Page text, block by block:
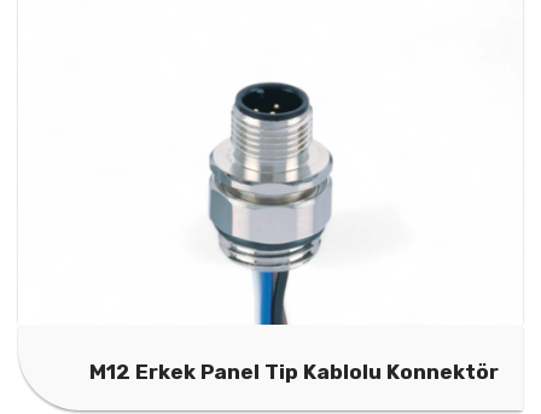
M12 Erkek Panel Tip Kablolu Konnektör